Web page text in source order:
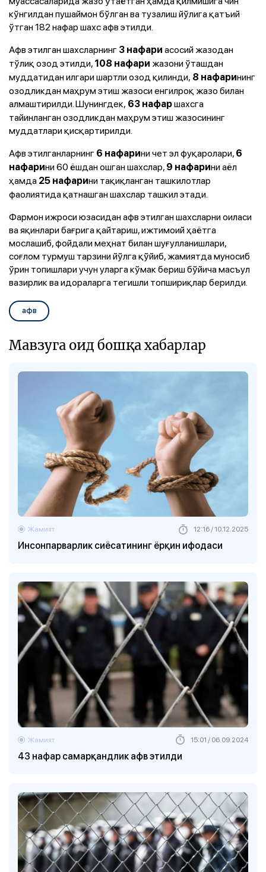
кўнгилдан пушаймон бўлган ва тузалиш йўлига қатъий
ўтган 182 нафар шахс афв этилди.
Афв этилган шахсларнинг 3 нафари асосий жазодан
тўлиқ озод этилди, 108 нафари жазони ўташдан
муддатидан илгари шартли озод қилинди, 8 нафарининг
озодликдан маҳрум этиш жазоси енгилроқ жазо билан
алмаштирилди. Шунингдек, 63 нафаршахсга
тайинланган озодликдан маҳрум этиш жазосининг
муддатлари қисқартирилди.
Афв этилганларнинг 6 нафарини чет эл фуқаролари, 6
нафарини 60 ёшдан ошган шахслар, 9 нафарини аёл
ҳамда 25 нафарини тақиқланган ташкилотлар
фаолиятида қатнашган шахслар ташкил этади.
Фармон ижроси юзасидан афв этилган шахсларни оиласи
ва яқинлари бағрига қайтариш, ижтимоий ҳаётга
мослашиб, фойдали меҳнат билан шуғулланишлари,
соғлом турмуш тарзини йўлга қўйиб, жамиятда муносиб
ўрин топишлари учун уларга кўмак бериш бўйича масъул
вазирлик ва идораларга тегишли топшириқлар берилди.
афв
Мавзуга оид бошқа хабарлар
Инсонпарварлик сиёсатининг ёрқин ифодаси
Жамият 12:16 / 10.12.2025
43 нафар самарқандлик афв этилди
Жамият 15:01 / 06.09.2024